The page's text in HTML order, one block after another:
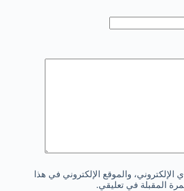
والموقع الإلكتروني في هذا
المقبلة في تعليقي.